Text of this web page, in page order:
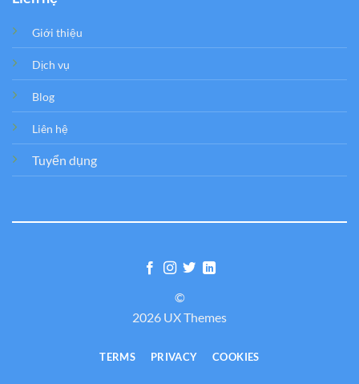
Giới thiệu
Dịch vụ
Blog
Liên hệ
Tuyển dụng
©
2026 UX Themes
TERMS PRIVACY COOKIES